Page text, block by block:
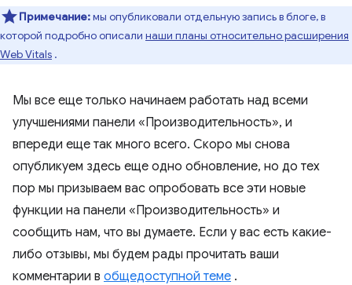
Примечание:мы опубликовали отдельную запись в блоге, в
которой подробно описали наши планы относительно расширения
Web Vitals .
Мы все еще только начинаем работать над всеми
улучшениями панели «Производительность», и
впереди еще так много всего. Скоро мы снова
опубликуем здесь еще одно обновление, но до тех
пор мы призываем вас опробовать все эти новые
функции на панели «Производительность» и
сообщить нам, что вы думаете. Если у вас есть какие-
либо отзывы, мы будем рады прочитать ваши
комментарии в общедоступной теме .